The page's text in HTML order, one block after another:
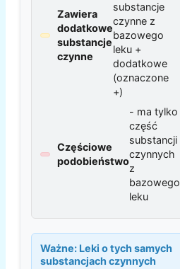
Zawiera
dodatkowe
substancje
czynne
substancje
czynne z
bazowego
leku +
dodatkowe
(oznaczone
+)
Częściowe
podobieństwo
- ma tylko
część
substancji
czynnych
z
bazowego
leku
Ważne: Leki o tych samych
substancjach czynnych